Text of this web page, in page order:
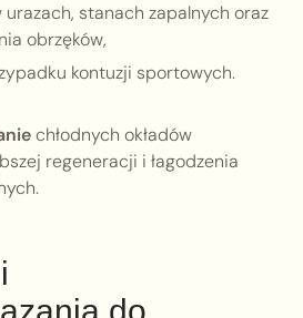
stanach zapalnych oraz
obrzęków,
kontuzji sportowych.
chłodnych okładów
regeneracji i łagodzenia